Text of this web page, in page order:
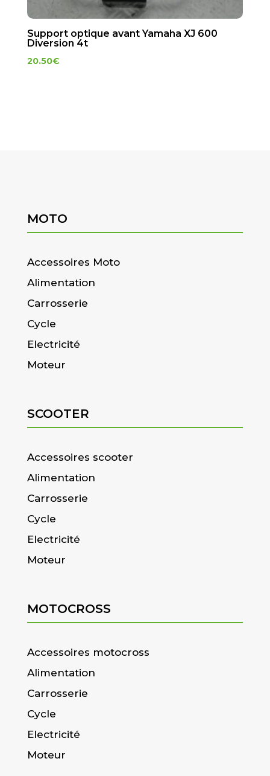
Support optique avant Yamaha XJ 600
Diversion 4t
20.50€
MOTO
Accessoires Moto
Alimentation
Carrosserie
Cycle
Electricité
Moteur
SCOOTER
Accessoires scooter
Alimentation
Carrosserie
Cycle
Electricité
Moteur
MOTOCROSS
Accessoires motocross
Alimentation
Carrosserie
Cycle
Electricité
Moteur